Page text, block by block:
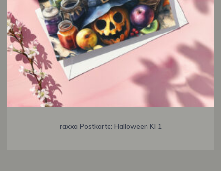
raxxa Postkarte: Halloween KI 1